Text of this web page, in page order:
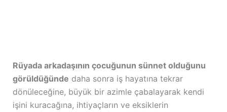
Rüyada arkadaşının çocuğunun sünnet olduğunu
görüldüğünde daha sonra iş hayatına tekrar
dönüleceğine, büyük bir azimle çabalayarak kendi
işini kuracağına, ihtiyaçların ve eksiklerin